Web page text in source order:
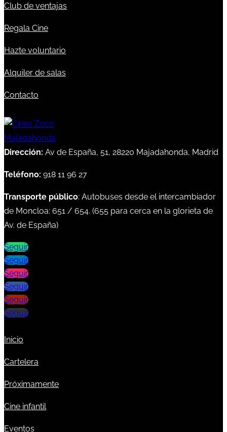
Club de ventajas
Regala Cine
Hazte voluntario
Alquiler de salas
Contacto
Dirección: Av de España, 51, 28220 Majadahonda, Madrid
Teléfono: 918 11 96 27
Transporte público: Autobuses desde el intercambiador
de Moncloa: 651 / 654. (655 para cerca en la glorieta de
Av. de España)
Seguir
Seguir
Seguir
Seguir
Seguir
Seguir
Inicio
Cartelera
Próximamente
Cine infantil
Eventos